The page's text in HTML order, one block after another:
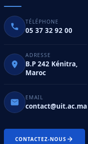
TÉLÉPHONE
05 37 32 92 00
ADRESSE
B.P 242 Kénitra,
Maroc
EMAIL
contact@uit.ac.ma
CONTACTEZ-NOUS